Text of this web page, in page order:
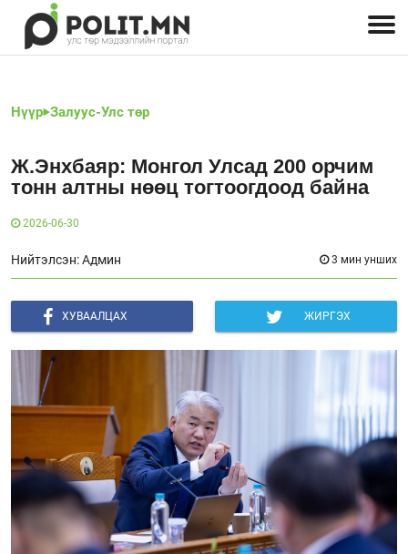
Нүүр Залуус-Улс төр
Ж.Энхбаяр: Монгол Улсад 200 орчим
тонн алтны нөөц тогтоогдоод байна
2026-06-30
Нийтэлсэн: Админ 3 мин унших
ХУВААЛЦАХ ЖИРГЭХ